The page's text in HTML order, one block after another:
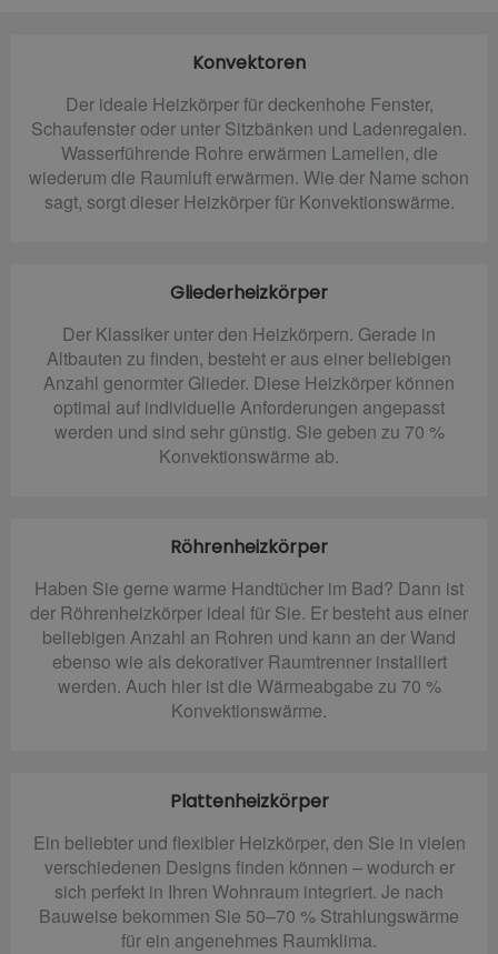
Konvektoren
Der ideale Heizkörper für deckenhohe Fenster,
Schaufenster oder unter Sitzbänken und Ladenregalen.
Wasserführende Rohre erwärmen Lamellen, die
wiederum die Raumluft erwärmen. Wie der Name schon
sagt, sorgt dieser Heizkörper für Konvektionswärme.
Gliederheizkörper
Der Klassiker unter den Heizkörpern. Gerade in
Altbauten zu finden, besteht er aus einer beliebigen
Anzahl genormter Glieder. Diese Heizkörper können
optimal auf individuelle Anforderungen angepasst
werden und sind sehr günstig. Sie geben zu 70 %
Konvektionswärme ab.
Röhrenheizkörper
Haben Sie gerne warme Handtücher im Bad? Dann ist
der Röhrenheizkörper ideal für Sie. Er besteht aus einer
beliebigen Anzahl an Rohren und kann an der Wand
ebenso wie als dekorativer Raumtrenner installiert
werden. Auch hier ist die Wärmeabgabe zu 70 %
Konvektionswärme.
Plattenheizkörper
Ein beliebter und flexibler Heizkörper, den Sie in vielen
verschiedenen Designs finden können – wodurch er
sich perfekt in Ihren Wohnraum integriert. Je nach
Bauweise bekommen Sie 50–70 % Strahlungswärme
für ein angenehmes Raumklima.